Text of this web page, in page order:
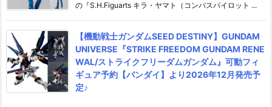
の『S.H.Figuarts キラ・ヤマト（コンパスパイロット ...
【機動戦士ガンダムSEED DESTINY】GUNDAM
UNIVERSE『STRIKE FREEDOM GUNDAM RENE
WAL/ストライクフリーダムガンダム』可動フィ
ギュア予約【バンダイ】より2026年12月発売予
定♪